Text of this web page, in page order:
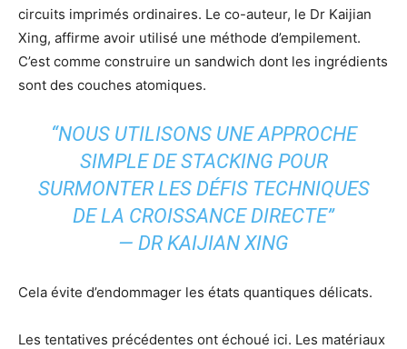
circuits imprimés ordinaires. Le co-auteur, le Dr Kaijian
Xing, affirme avoir utilisé une méthode d’empilement.
C’est comme construire un sandwich dont les ingrédients
sont des couches atomiques.
“NOUS UTILISONS UNE APPROCHE
SIMPLE DE STACKING POUR
SURMONTER LES DÉFIS TECHNIQUES
DE LA CROISSANCE DIRECTE”
— DR KAIJIAN XING
Cela évite d’endommager les états quantiques délicats.
Les tentatives précédentes ont échoué ici. Les matériaux